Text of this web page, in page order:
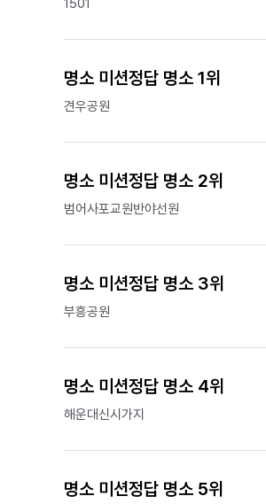
1501
명소 미션정답 명소 1위
견우공원
명소 미션정답 명소 2위
범어사포교원반야선원
명소 미션정답 명소 3위
부흥공원
명소 미션정답 명소 4위
해운대신시가지
명소 미션정답 명소 5위